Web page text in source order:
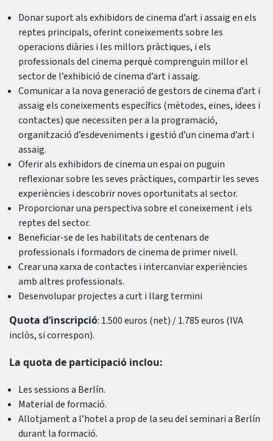
Donar suport als exhibidors de cinema d’art i assaig en els
reptes principals, oferint coneixements sobre les
operacions diàries i les millors pràctiques, i els
professionals del cinema perquè comprenguin millor el
sector de l’exhibició de cinema d’art i assaig.
Comunicar a la nova generació de gestors de cinema d’art i
assaig els coneixements específics (mètodes, eines, idees i
contactes) que necessiten per a la programació,
organització d’esdeveniments i gestió d’un cinema d’art i
assaig.
Oferir als exhibidors de cinema un espai on puguin
reflexionar sobre les seves pràctiques, compartir les seves
experiències i descobrir noves oportunitats al sector.
Proporcionar una perspectiva sobre el coneixement i els
reptes del sector.
Beneficiar-se de les habilitats de centenars de
professionals i formadors de cinema de primer nivell.
Crear una xarxa de contactes i intercanviar experiències
amb altres professionals.
Desenvolupar projectes a curt i llarg termini
Quota d’inscripció: 1.500 euros (net) / 1.785 euros (IVA
inclòs, si correspon).
La quota de participació inclou:
Les sessions a Berlín.
Material de formació.
Allotjament a l’hotel a prop de la seu del seminari a Berlín
durant la formació.